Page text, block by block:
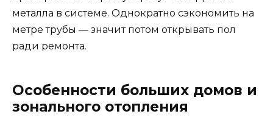
металла в системе. Однократно сэкономить на
метре трубы — значит потом открывать пол
ради ремонта.
Особенности больших домов и
зонального отопления